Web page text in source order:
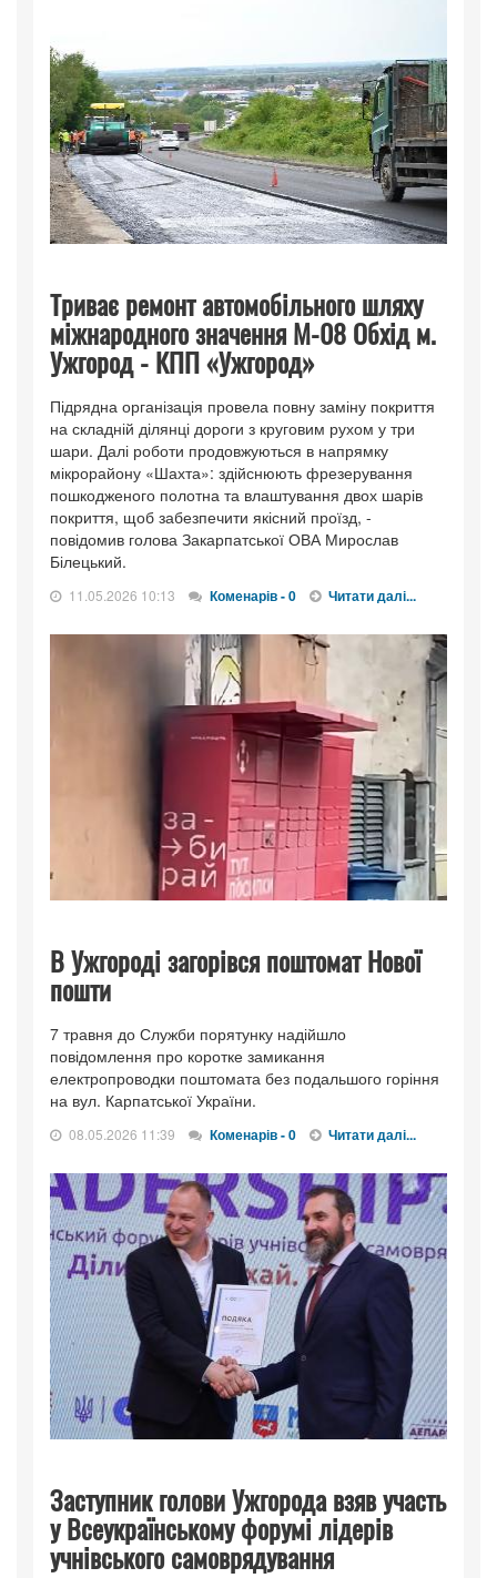
Триває ремонт автомобільного шляху
міжнародного значення М-08 Обхід м.
Ужгород - КПП «Ужгород»
Підрядна організація провела повну заміну покриття
на складній ділянці дороги з круговим рухом у три
шари. Далі роботи продовжуються в напрямку
мікрорайону «Шахта»: здійснюють фрезерування
пошкодженого полотна та влаштування двох шарів
покриття, щоб забезпечити якісний проїзд, -
повідомив голова Закарпатської ОВА Мирослав
Білецький.
11.05.2026 10:13 Коменарів - 0 Читати далі...
В Ужгороді загорівся поштомат Нової
пошти
7 травня до Служби порятунку надійшло
повідомлення про коротке замикання
електропроводки поштомата без подальшого горіння
на вул. Карпатської України.
08.05.2026 11:39 Коменарів - 0 Читати далі...
Заступник голови Ужгорода взяв участь
у Всеукраїнському форумі лідерів
учнівського самоврядування